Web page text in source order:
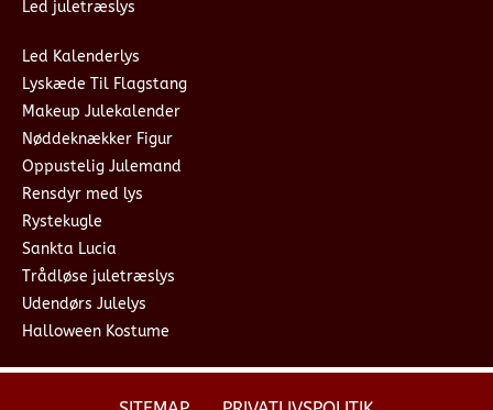
Led juletræslys
Led Kalenderlys
Lyskæde Til Flagstang
Makeup Julekalender
Nøddeknækker Figur
Oppustelig Julemand
Rensdyr med lys
Rystekugle
Sankta Lucia
Trådløse juletræslys
Udendørs Julelys
Halloween Kostume